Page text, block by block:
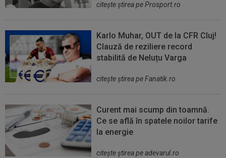
citeşte ştirea pe Prosport.ro
Karlo Muhar, OUT de la CFR Cluj!
Clauză de reziliere record
stabilită de Neluțu Varga
citeşte ştirea pe Fanatik.ro
Curent mai scump din toamnă.
Ce se află în spatele noilor tarife
la energie
citeşte ştirea pe adevarul.ro